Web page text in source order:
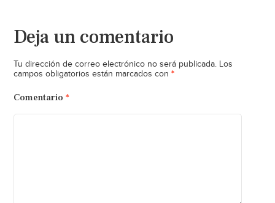
Deja un comentario
Tu dirección de correo electrónico no será publicada. Los
campos obligatorios están marcados con *
Comentario *